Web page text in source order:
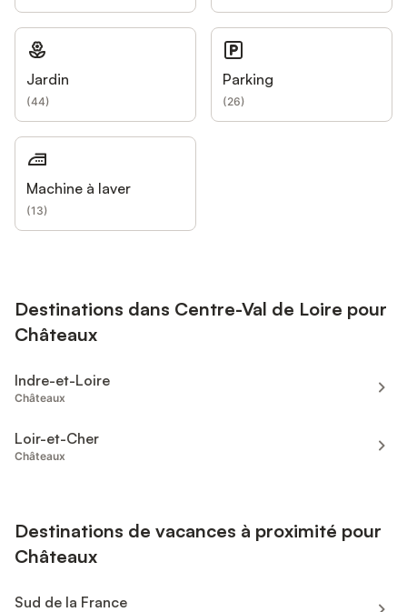
Jardin
(44)
Parking
(26)
Machine à laver
(13)
Destinations dans Centre-Val de Loire pour
Châteaux
Indre-et-Loire
Châteaux
Loir-et-Cher
Châteaux
Destinations de vacances à proximité pour
Châteaux
Sud de la France